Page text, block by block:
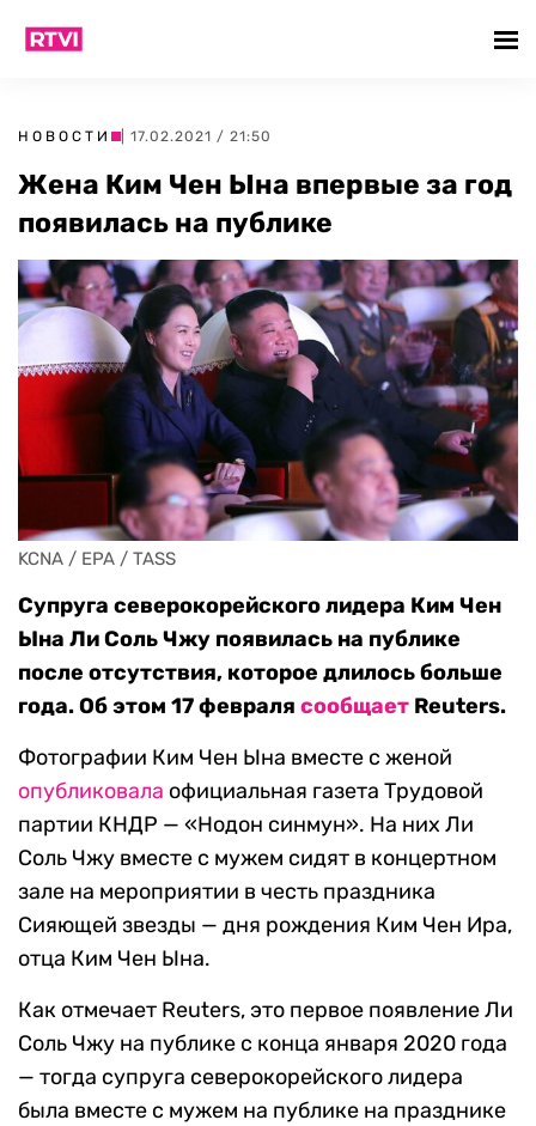
НОВОСТИ | 17.02.2021 / 21:50
Жена Ким Чен Ына впервые за год
появилась на публике
KCNA / EPA / TASS
Супруга северокорейского лидера Ким Чен
Ына Ли Соль Чжу появилась на публике
после отсутствия, которое длилось больше
года. Об этом 17 февраля сообщает Reuters.
Фотографии Ким Чен Ына вместе с женой
опубликовала официальная газета Трудовой
партии КНДР — «Нодон синмун». На них Ли
Соль Чжу вместе с мужем сидят в концертном
зале на мероприятии в честь праздника
Сияющей звезды — дня рождения Ким Чен Ира,
отца Ким Чен Ына.
Как отмечает Reuters, это первое появление Ли
Соль Чжу на публике с конца января 2020 года
— тогда супруга северокорейского лидера
была вместе с мужем на публике на празднике